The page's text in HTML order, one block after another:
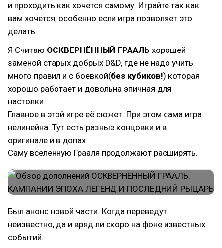
и проходить как хочется самому. Играйте так как
вам хочется, особенно если игра позволяет это
делать.
Я Считаю ОСКВЕРНЁННЫЙ ГРААЛЬ хорошей
заменой старых добрых D&D, где не надо учить
много правил и с боевкой(без кубиков!) которая
хорошо работает и довольна эпичная для
настолки
Главное в этой игре её сюжет. При этом сама игра
нелинейна. Тут есть разные концовки и в
оригинале и в допах
Саму вселенную Грааля продолжают расширять.
Был анонс новой части. Когда переведут
неизвестно, да и вряд ли скоро на фоне известных
событий.